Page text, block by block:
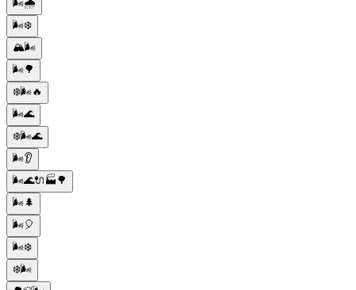
🌬️🌧️
🌬️❄️
🏔️🌬️
🌬️🌳
❄️🌬️🔥
🌬️🌊
❄️🌬️🌊
🌬️👂
🌬️🌊🔌🏭🌳
🌬️🌲
🌬️🎈
🌬️❄️
❄️🌬️